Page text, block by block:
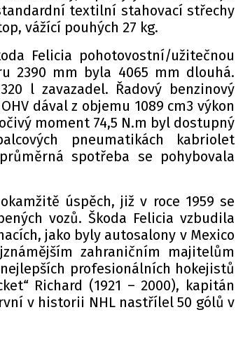
textilní stahovací střechy
vážící pouhých 27 kg.
Felicia pohotovostní/užitečnou
2390 mm byla 4065 mm dlouhá.
l zavazadel. Řadový benzinový
dával z objemu 1089 cm3 výkon
moment 74,5 N.m byl dostupný
pneumatikách kabriolet
spotřeba se pohybovala
úspěch, již v roce 1959 se
vozů. Škoda Felicia vzbudila
jako byly autosalony v Mexico
zahraničním majitelům
profesionálních hokejistů
Richard (1921 – 2000), kapitán
v historii NHL nastřílel 50 gólů v